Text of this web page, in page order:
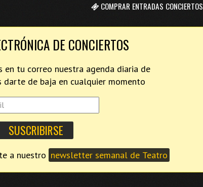
COMPRAR ENTRADAS CONCIERTOS
DE CONCIERTOS
en tu correo nuestra agenda diaria de
darte de baja en cualquier momento
a nuestro newsletter semanal de Teatro